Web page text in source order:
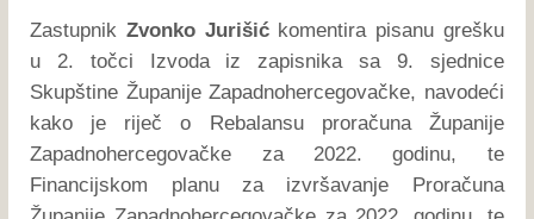
Zastupnik Zvonko Jurišićkomentira pisanu grešku
u 2. točci Izvoda iz zapisnika sa 9. sjednice
Skupštine Županije Zapadnohercegovačke, navodeći
kako je riječ o Rebalansu proračuna Županije
Zapadnohercegovačke za 2022. godinu, te
Financijskom planu za izvršavanje Proračuna